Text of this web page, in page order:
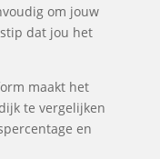
om jouw
dat jou het
maakt het
te vergelijken
en